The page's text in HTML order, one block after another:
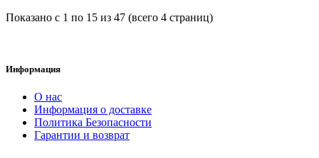
Показано с 1 по 15 из 47 (всего 4 страниц)
Информация
О нас
Информация о доставке
Политика Безопасности
Гарантии и возврат